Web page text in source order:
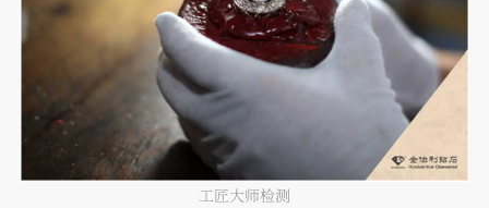
工匠大师检测